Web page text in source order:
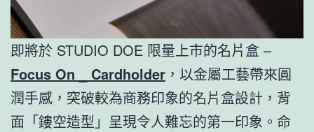
即將於 STUDIO DOE 限量上市的名片盒 –
Focus On _ Cardholder ，以金屬工藝帶來圓
潤手感，突破較為商務印象的名片盒設計，背
面「鏤空造型」呈現令人難忘的第一印象。命